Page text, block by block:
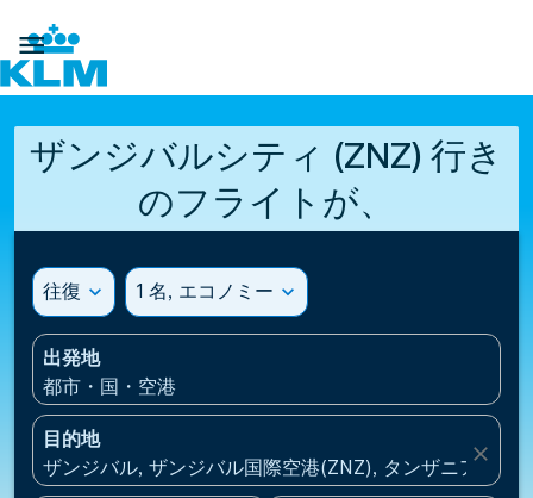

ザンジバルシティ (ZNZ) 行き
のフライトが、
往復 expand_more 1 名, エコノミー expand_more
出発地
都市・国・空港
目的地
ザンジバル, ザンジバル国際空港(ZNZ), タンザニア
close